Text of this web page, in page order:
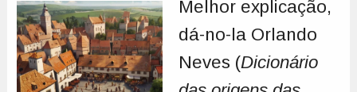
Melhor explicação,
dá-no-la Orlando
Neves (Dicionário